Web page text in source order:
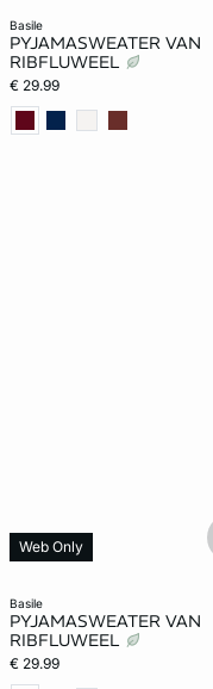
basile
PYJAMASWEATER VAN
RIBFLUWEEL
€ 29.99
basile
PYJAMASWEATER VAN
RIBFLUWEEL
€ 29.99
Web Only